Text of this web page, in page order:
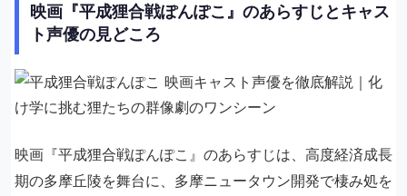
映画『平成狸合戦ぽんぽこ』のあらすじとキャス
ト声優の見どころ
映画『平成狸合戦ぽんぽこ』のあらすじは、高度経済成長
期の多摩丘陵を舞台に、多摩ニュータウン開発で棲み処を